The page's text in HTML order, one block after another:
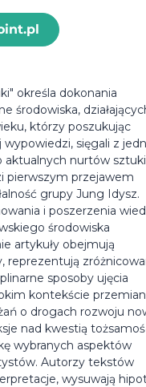
określa dokonania
środowiska,
którzy poszukując
sięgali z
aktualnych nurtów sztuki
pierwszym przejawem
grupy Jung Idysz.
i poszerzenia
środowiska
artykuły obejmują
reprezentują
sposoby ujęcia
kontekście przemian
o drogach rozwoju
nad kwestią
wybranych aspektów
Autorzy tekstów
wysuwają